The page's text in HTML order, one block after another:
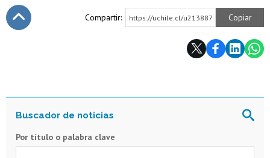
Compartir: https://uchile.cl/u213887 Copiar
Por título o palabra clave